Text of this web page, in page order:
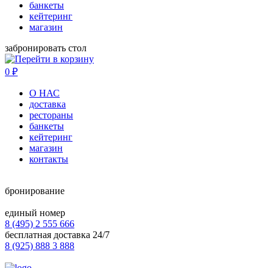
банкеты
кейтеринг
магазин
забронировать стол
0 ₽
О НАС
доставка
рестораны
банкеты
кейтеринг
магазин
контакты
бронирование
единый номер
8 (495) 2 555 666
бесплатная доставка 24/7
8 (925) 888 3 888